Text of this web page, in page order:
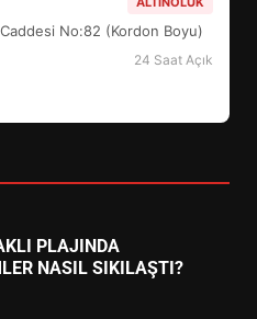
No:82 (Kordon Boyu)
24 Saat Açık
YILLARIN SU SORUNU